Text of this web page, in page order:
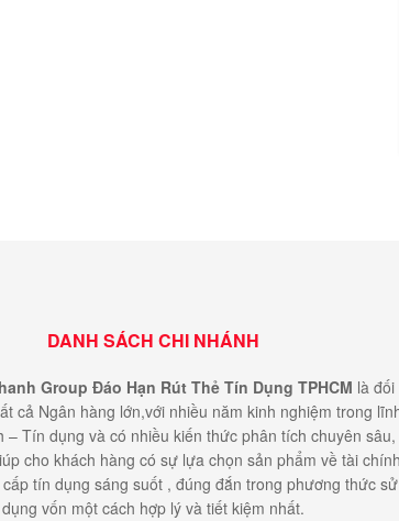
DANH SÁCH CHI NHÁNH
Group Đáo Hạn Rút Thẻ Tín Dụng TPHCM là đối
cả Ngân hàng lớn,với nhiều năm kinh nghiệm trong
– Tín dụng và có nhiều kiến thức phân tích chuyên sâu,
cho khách hàng có sự lựa chọn sản phẩm về tài
tín dụng sáng suốt , đúng đắn trong phương thức sử
dụng vốn một cách hợp lý và tiết kiệm nhất.